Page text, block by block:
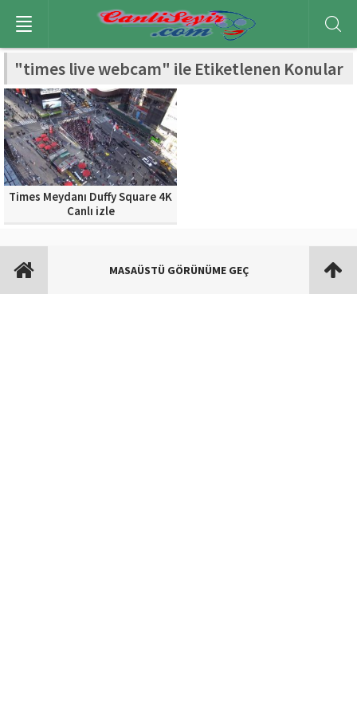
"times live webcam" ile Etiketlenen Konular
Times Meydanı Duffy Square 4K
Canlı izle
MASAÜSTÜ GÖRÜNÜME GEÇ